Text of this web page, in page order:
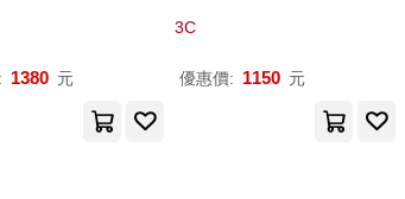
1380 元
3C
優惠價: 1150 元